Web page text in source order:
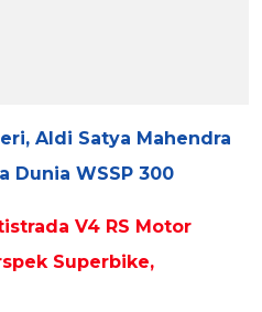
Aldi Satya Mahendra
Dunia WSSP 300
V4 RS Motor
Superbike,